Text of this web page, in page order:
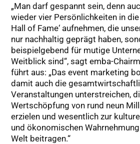
„Man darf gespannt sein, denn
wieder vier Persönlichkeiten in die
Hall of Fame‘ aufnehmen, die
nur nachhaltig geprägt haben,
beispielgebend für mutige
Weitblick sind“, sagt emba-
führt aus: „Das event marketing
damit auch die
Veranstaltungen unterstreichen,
Wertschöpfung von rund neun
erzielen und wesentlich zur
und ökonomischen
Welt beitragen.“